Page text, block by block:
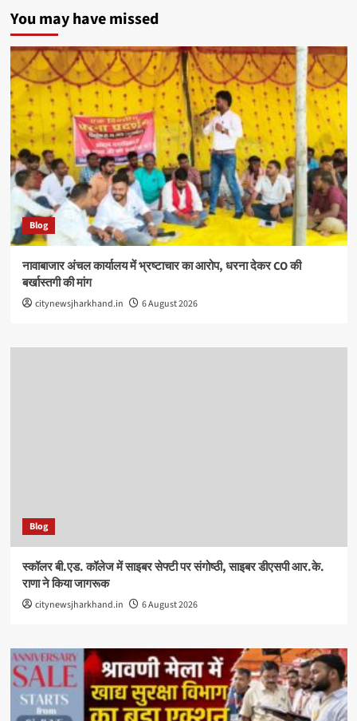
You may have missed
Blog
नावाबाजार अंचल कार्यालय में भ्रष्टाचार का आरोप, धरना देकर CO की
बर्खास्तगी की मांग
citynewsjharkhand.in 6 August 2026
Blog
स्कॉलर बी.एड. कॉलेज में साइबर सेफ्टी पर संगोष्ठी, साइबर डीएसपी आर.के.
राणा ने किया जागरूक
citynewsjharkhand.in 6 August 2026